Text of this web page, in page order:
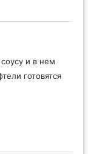
и в нем
готовятся